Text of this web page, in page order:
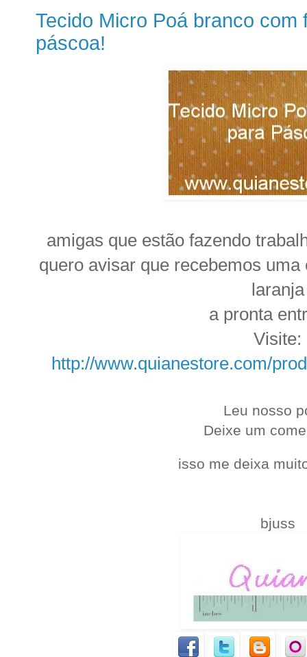
Tecido Micro Poá branco com
páscoa!
amigas que estão fazendo
quero avisar que recebemos
laranja
a pronta
Visite:
http://www.quianestore.com/
Leu nosso
Deixe um
isso me deixa
bjuss